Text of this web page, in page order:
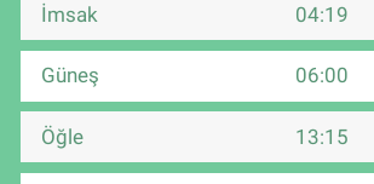
İmsak 04:19
Güneş 06:00
Öğle 13:15